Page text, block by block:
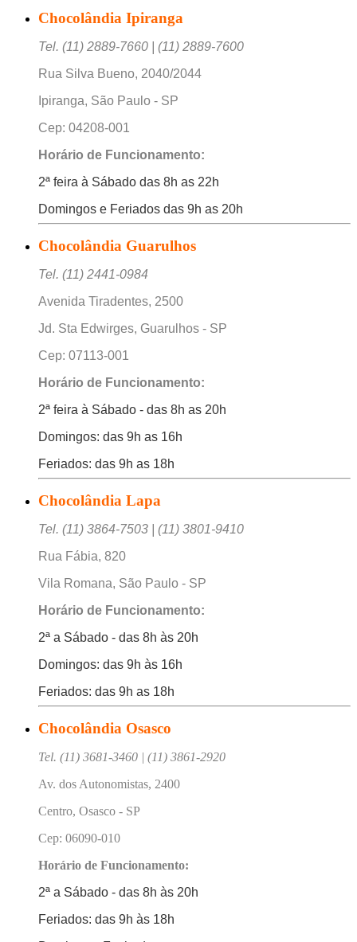
Chocolândia Ipiranga
Tel. (11) 2889-7660 | (11) 2889-7600
Rua Silva Bueno, 2040/2044
Ipiranga, São Paulo - SP
Cep: 04208-001
Horário de Funcionamento:
2ª feira à Sábado das 8h as 22h
Domingos e Feriados das 9h as 20h
Chocolândia Guarulhos
Tel. (11) 2441-0984
Avenida Tiradentes, 2500
Jd. Sta Edwirges, Guarulhos - SP
Cep: 07113-001
Horário de Funcionamento:
2ª feira à Sábado - das 8h as 20h
Domingos: das 9h as 16h
Feriados: das 9h as 18h
Chocolândia Lapa
Tel. (11) 3864-7503 | (11) 3801-9410
Rua Fábia, 820
Vila Romana, São Paulo - SP
Horário de Funcionamento:
2ª a Sábado - das 8h às 20h
Domingos: das 9h às 16h
Feriados: das 9h as 18h
Chocolândia Osasco
Tel. (11) 3681-3460 | (11) 3861-2920
Av. dos Autonomistas, 2400
Centro, Osasco - SP
Cep: 06090-010
Horário de Funcionamento:
2ª a Sábado - das 8h às 20h
Feriados: das 9h às 18h